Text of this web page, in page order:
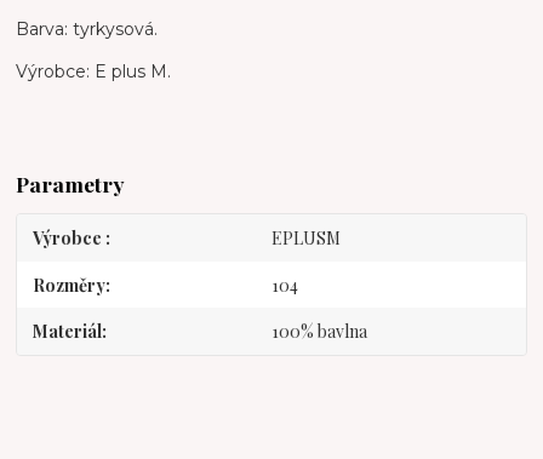
Barva: tyrkysová.
Výrobce: E plus M.
Parametry
Výrobce EPLUSM
Rozměry 104
Materiál 100% bavlna